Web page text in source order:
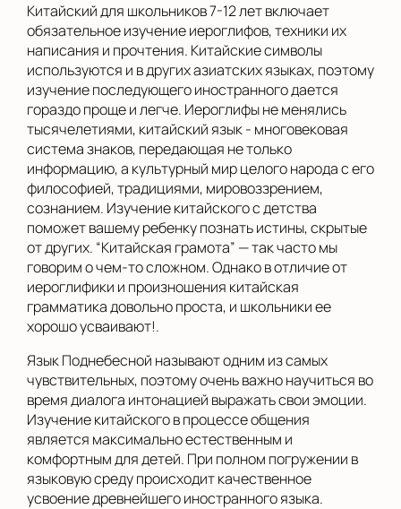
Китайский для школьников 7-12 лет включает
обязательное изучение иероглифов, техники их
написания и прочтения. Китайские символы
используются и в других азиатских языках, поэтому
изучение последующего иностранного дается
гораздо проще и легче. Иероглифы не менялись
тысячелетиями, китайский язык - многовековая
система знаков, передающая не только
информацию, а культурный мир целого народа с его
философией, традициями, мировоззрением,
сознанием. Изучение китайского с детства
поможет вашему ребенку познать истины, скрытые
от других. “Китайская грамота” — так часто мы
говорим о чем-то сложном. Однако в отличие от
иероглифики и произношения китайская
грамматика довольно проста, и школьники ее
хорошо усваивают!.
Язык Поднебесной называют одним из самых
чувствительных, поэтому очень важно научиться во
время диалога интонацией выражать свои эмоции.
Изучение китайского в процессе общения
является максимально естественным и
комфортным для детей. При полном погружении в
языковую среду происходит качественное
усвоение древнейшего иностранного языка.